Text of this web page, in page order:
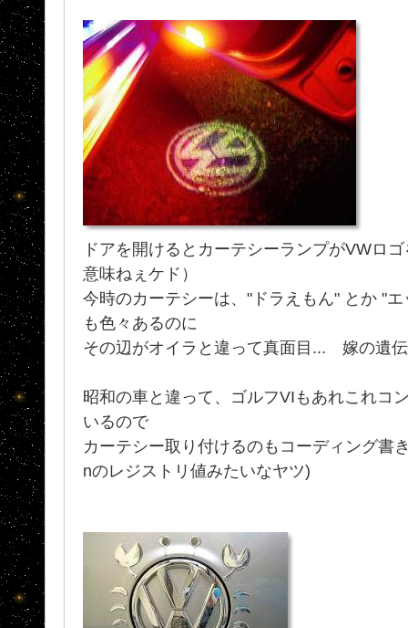
ドアを開けるとカーテシーランプがVWロ
意味ねぇケド）
今時のカーテシーは、"ドラえもん" とか "
も色々あるのに
その辺がオイラと違って真面目... 嫁の遺
昭和の車と違って、ゴルフVIもあれこれコ
いるので
カーテシー取り付けるのもコーディング書
nのレジストリ値みたいなヤツ)